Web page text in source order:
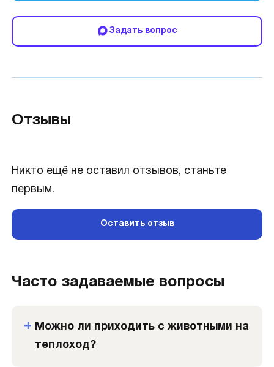
Задать вопрос
Отзывы
Никто ещё не оставил отзывов, станьте
первым.
Оставить отзыв
Часто задаваемые вопросы
Можно ли приходить с животными на
теплоход?